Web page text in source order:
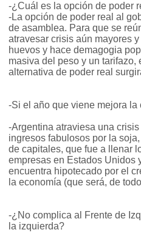
-¿Cuál es la opción de poder
-La opción de poder real al
de asamblea. Para que se
atravesar crisis aún mayores
huevos y hace demagogia
masiva del peso y un tarifazo,
alternativa de poder real
-Si el año que viene mejora
-Argentina atraviesa una
ingresos fabulosos por la
de capitales, que fue a llenar
empresas en Estados Unidos
encuentra hipotecado por el
la economía (que será, de
-¿No complica al Frente de
la izquierda?